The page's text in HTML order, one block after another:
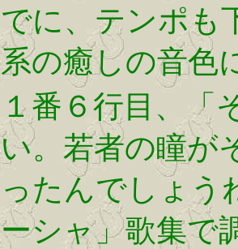
でに、テンポも
系の癒しの音色
１番６行目、「
い。若者の瞳が
ったんでしょう
ーシャ」歌集で